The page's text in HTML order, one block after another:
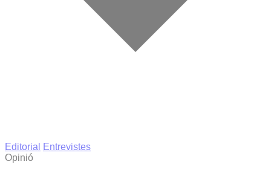
Editorial
Entrevistes
Opinió